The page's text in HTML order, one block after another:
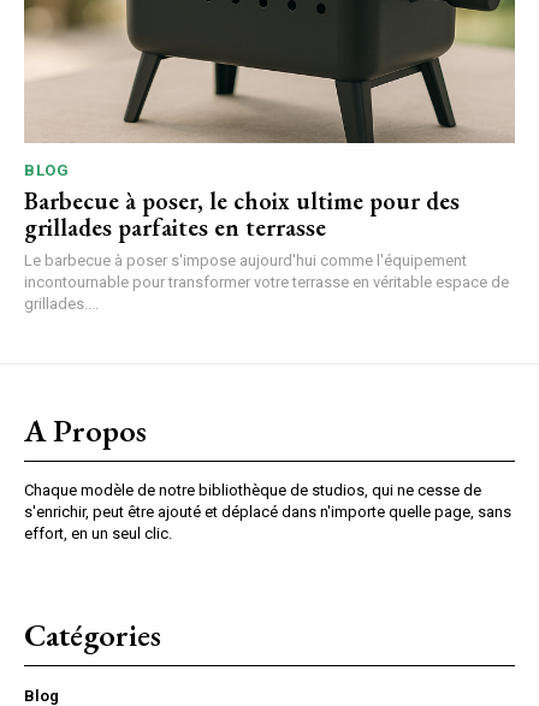
BLOG
Barbecue à poser, le choix ultime pour des
grillades parfaites en terrasse
Le barbecue à poser s'impose aujourd'hui comme l'équipement
incontournable pour transformer votre terrasse en véritable espace de
grillades....
A Propos
Chaque modèle de notre bibliothèque de studios, qui ne cesse de
s'enrichir, peut être ajouté et déplacé dans n'importe quelle page, sans
effort, en un seul clic.
Catégories
Blog